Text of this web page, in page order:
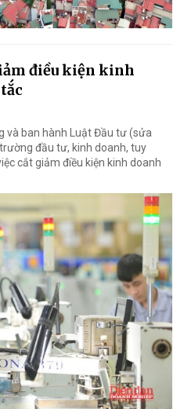
điều kiện kinh
và ban hành Luật Đầu tư (sửa
đầu tư, kinh doanh, tuy
cắt giảm điều kiện kinh doanh